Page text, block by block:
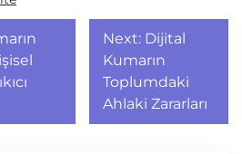
Next: Dijital
Kumarın
Toplumdaki
Ahlaki Zararları